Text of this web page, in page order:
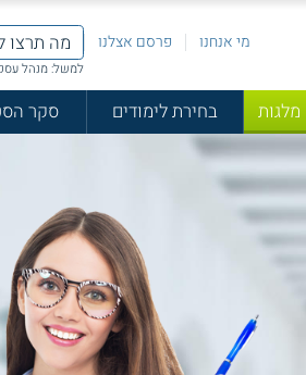
מי אנחנו פרסם אצלנו
למשל: מנהל
מלגות בחירת לימודים סקר